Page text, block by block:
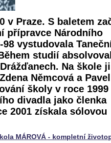
v Praze. S baletem
přípravce Národního
vystudovala
studií
Na škole ji
Němcová a Pavel
školy v roce 1999
divadla jako členka
2001 získala sólovou
MÁROVÁ - kompletní